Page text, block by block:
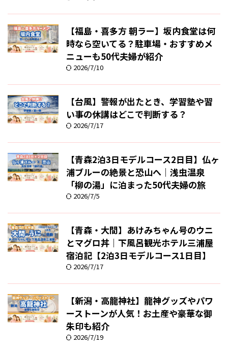
【福島・喜多方 朝ラー】坂内食堂は何
時なら空いてる？駐車場・おすすめメ
ニューも50代夫婦が紹介
2026/7/10
【台風】警報が出たとき、学習塾や習
い事の休講はどこで判断する？
2026/7/17
【青森2泊3日モデルコース2日目】仏ヶ
浦ブルーの絶景と恐山へ｜浅虫温泉
「柳の湯」に泊まった50代夫婦の旅
2026/7/5
【青森・大間】あけみちゃん号のウニ
とマグロ丼｜下風呂観光ホテル三浦屋
宿泊記【2泊3日モデルコース1日目】
2026/7/17
【新潟・高龍神社】龍神グッズやパワ
ーストーンが人気！お土産や豪華な御
朱印も紹介
2026/7/19